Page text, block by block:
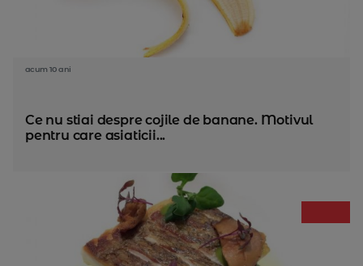
acum 10 ani
Ce nu stiai despre cojile de banane. Motivul
pentru care asiaticii...